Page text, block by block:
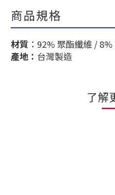
商品規格
材質 ：92% 聚酯纖維 /
產地： 台灣製造
了解